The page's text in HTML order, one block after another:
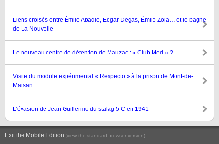
Liens croisés entre Émile Abadie, Edgar Degas, Émile Zola… et le bagne
de La Nouvelle
Le nouveau centre de détention de Mauzac : « Club Med » ?
Visite du module expérimental « Respecto » à la prison de Mont-de-
Marsan
L’évasion de Jean Guillermo du stalag 5 C en 1941
Exit the Mobile Edition (view the standard browser version).